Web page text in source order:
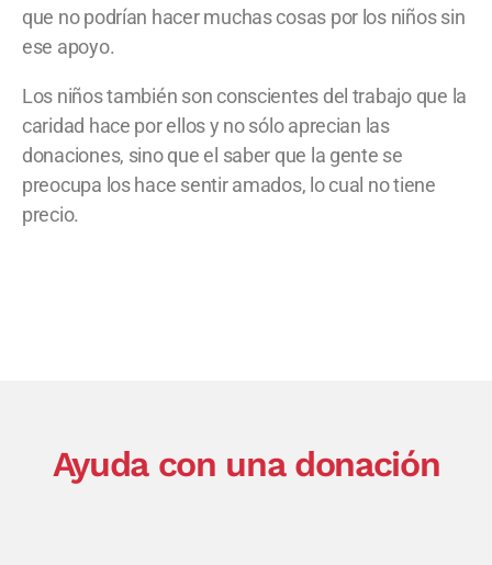
que no podrían hacer muchas cosas por los niños sin
ese apoyo.
Los niños también son conscientes del trabajo que la
caridad hace por ellos y no sólo aprecian las
donaciones, sino que el saber que la gente se
preocupa los hace sentir amados, lo cual no tiene
precio.
Ayuda con una donación